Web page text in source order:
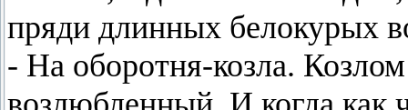
пряди длинных белокурых
- На оборотня-козла.